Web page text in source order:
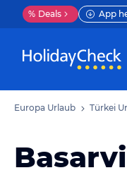
% Deals App
Europa Urlaub Türkei